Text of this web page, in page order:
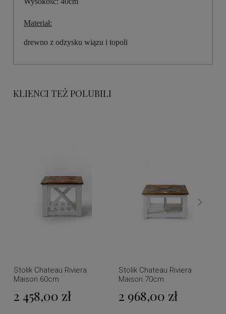
Materiał:
drewno z odzysku wiązu i topoli
KLIENCI TEŻ POLUBILI
Stolik Chateau Riviera
Maison 60cm
2 458,00 zł
Stolik Chateau Riviera
Maison 70cm
2 968,00 zł